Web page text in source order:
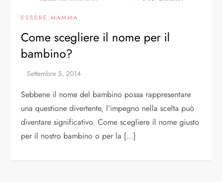
ESSERE MAMMA
Come scegliere il nome per il
bambino?
Sebbene il nome del bambino possa rappresentare
una questione divertente, l’impegno nella scelta può
diventare significativo. Come scegliere il nome giusto
per il nostro bambino o per la […]